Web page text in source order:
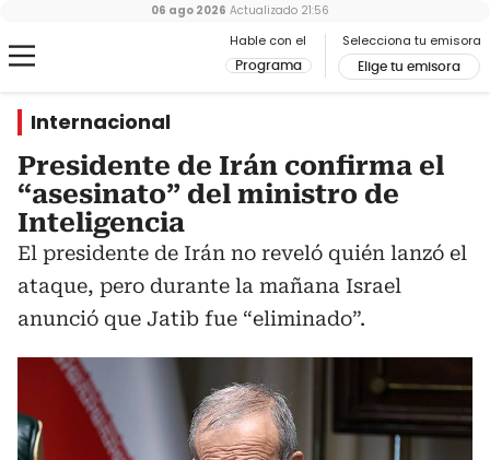
Hable con el
Programa
Selecciona tu emisora
Elige tu emisora
06 ago 2026 Actualizado 21:56
Internacional
Presidente de Irán confirma el
“asesinato” del ministro de
Inteligencia
El presidente de Irán no reveló quién lanzó el
ataque, pero durante la mañana Israel
anunció que Jatib fue “eliminado”.